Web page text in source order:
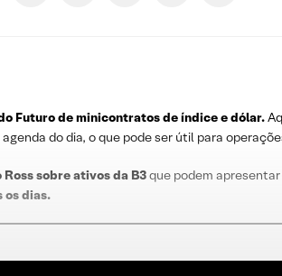
Futurode minicontratos de índice e dólar.
do dia, o que pode ser útil para
Rosssobreativos da B3que podem
os dias.